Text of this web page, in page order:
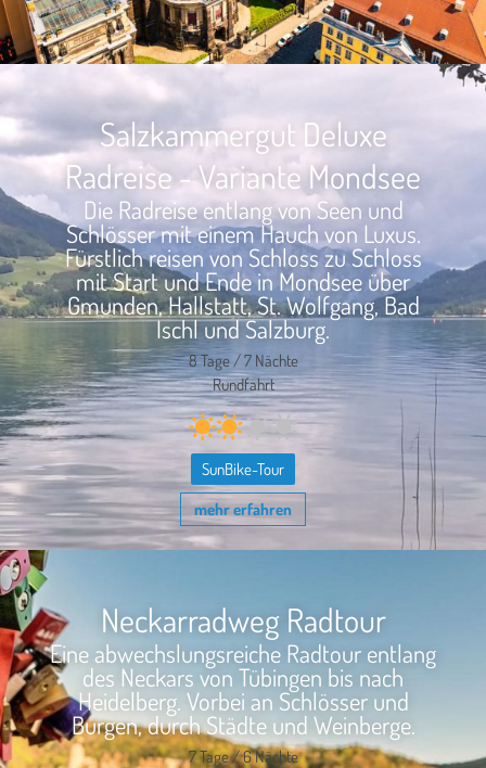
Salzkammergut Deluxe
Radreise - Variante Mondsee
Die Radreise entlang von Seen und
Schlösser mit einem Hauch von Luxus.
Fürstlich reisen von Schloss zu Schloss
mit Start und Ende in Mondsee über
Gmunden, Hallstatt, St. Wolfgang, Bad
Ischl und Salzburg.
8 Tage / 7 Nächte
Rundfahrt
SunBike-Tour
mehr erfahren
Neckarradweg Radtour
Eine abwechslungsreiche Radtour entlang
des Neckars von Tübingen bis nach
Heidelberg. Vorbei an Schlösser und
Burgen, durch Städte und Weinberge.
7 Tage / 6 Nächte